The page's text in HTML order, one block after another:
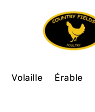
Volaille Érable